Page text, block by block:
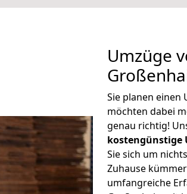
Umzüge
Sie planen einen
möchten dabei
genau richtig!
kostengünstige
Sie sich um
Zuhause
umfangreiche